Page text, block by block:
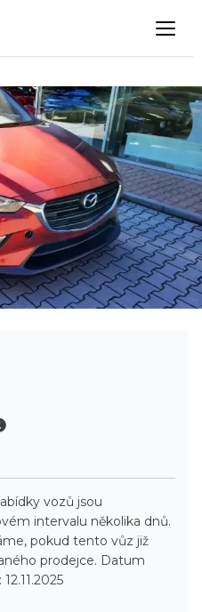
vozů jsou
intervalu několika dnů.
pokud tento vůz již
prodejce. Datum